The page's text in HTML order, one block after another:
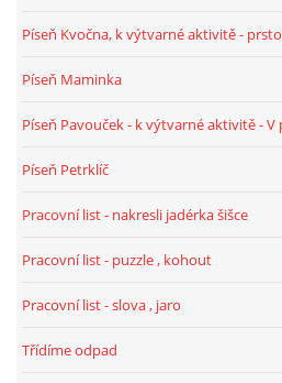
Píseň Kvočna, k výtvarné aktivitě -
Píseň Maminka
Píseň Pavouček - k výtvarné aktivitě - V
Píseň Petrklíč
Pracovní list - nakresli jadérka šišce
Pracovní list - puzzle , kohout
Pracovní list - slova , jaro
Třídíme odpad